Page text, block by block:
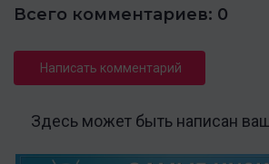
Всего комментариев: 0
Написать комментарий
Здесь может быть написан